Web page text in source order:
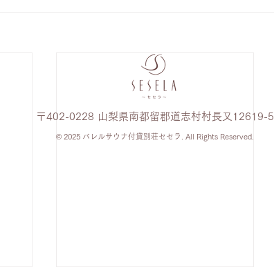
〒402-0228 山梨県南都留郡道志村村長又12619-5
© 2025 バレルサウナ付貸別荘セセ ラ . All Rights Reserved.